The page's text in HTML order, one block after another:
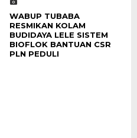
WABUP TUBABA
RESMIKAN KOLAM
BUDIDAYA LELE SISTEM
BIOFLOK BANTUAN CSR
PLN PEDULI